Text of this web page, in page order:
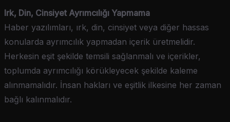
Irk, Din, Cinsiyet Ayrımcılığı Yapmama
Haber yazılımları, ırk, din, cinsiyet veya diğer hassas
konularda ayrımcılık yapmadan içerik üretmelidir.
Herkesin eşit şekilde temsili sağlanmalı ve içerikler,
toplumda ayrımcılığı körükleyecek şekilde kaleme
alınmamalıdır. İnsan hakları ve eşitlik ilkesine her zaman
bağlı kalınmalıdır.